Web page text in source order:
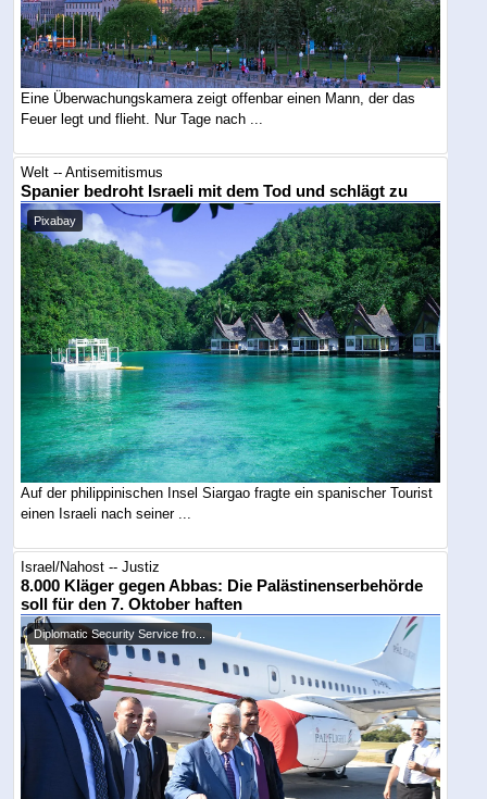
Eine Überwachungskamera zeigt offenbar einen Mann, der das
Feuer legt und flieht. Nur Tage nach ...
Welt -- Antisemitismus
Spanier bedroht Israeli mit dem Tod und schlägt zu
Pixabay
Auf der philippinischen Insel Siargao fragte ein spanischer Tourist
einen Israeli nach seiner ...
Israel/Nahost -- Justiz
8.000 Kläger gegen Abbas: Die Palästinenserbehörde
soll für den 7. Oktober haften
Diplomatic Security Service fro...